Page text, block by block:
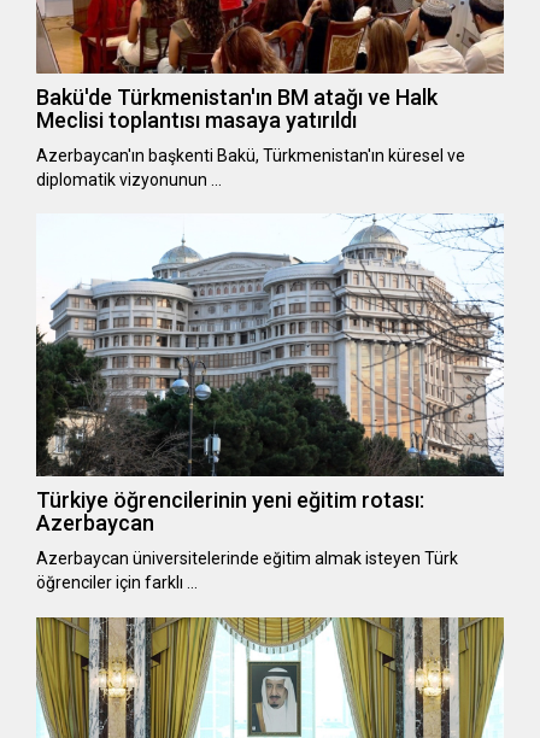
Bakü'de Türkmenistan'ın BM atağı ve Halk
Meclisi toplantısı masaya yatırıldı
Azerbaycan'ın başkenti Bakü, Türkmenistan'ın küresel ve
diplomatik vizyonunun …
Türkiye öğrencilerinin yeni eğitim rotası:
Azerbaycan
Azerbaycan üniversitelerinde eğitim almak isteyen Türk
öğrenciler için farklı …